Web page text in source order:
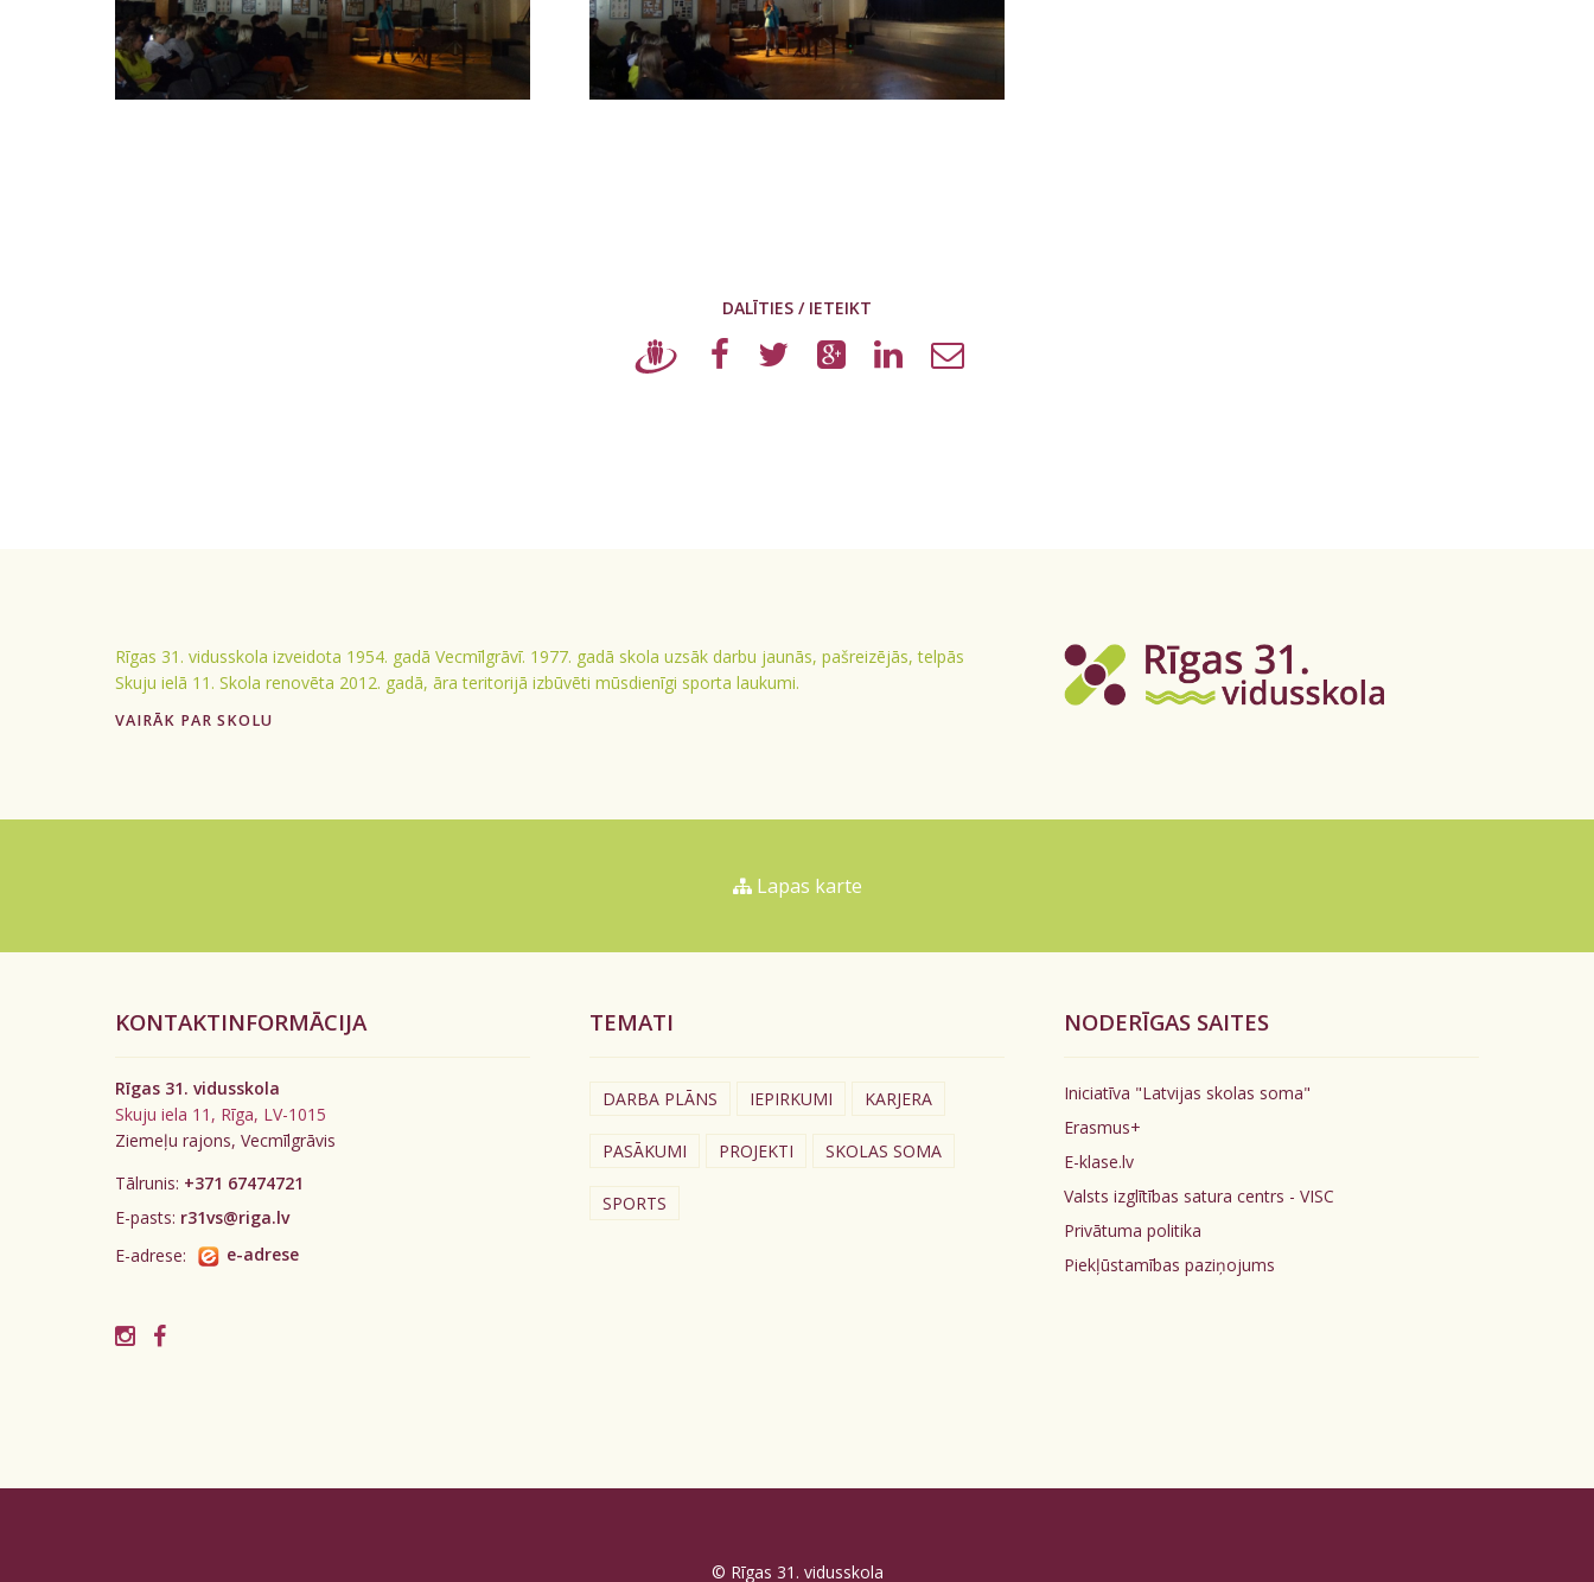
DALĪTIES / IETEIKT
Rīgas 31. vidusskola izveidota 1954. gadā Vecmīlgrāvī. 1977. gadā skola uzsāk darbu jaunās, pašreizējās, telpās
Skuju ielā 11. Skola renovēta 2012. gadā, āra teritorijā izbūvēti mūsdienīgi sporta laukumi.
VAIRĀK PAR SKOLU
Lapas karte
KONTAKTINFORMĀCIJA
Rīgas 31. vidusskola
Skuju iela 11, Rīga, LV-1015
Ziemeļu rajons, Vecmīlgrāvis
Tālrunis: +371 67474721
E-pasts: r31vs@riga.lv
E-adrese:
e-adrese
TEMATI
DARBA PLĀNS IEPIRKUMI KARJERA
PASĀKUMI PROJEKTI SKOLAS SOMA
SPORTS
NODERĪGAS SAITES
Iniciatīva "Latvijas skolas soma"
Erasmus+
E-klase.lv
Valsts izglītības satura centrs - VISC
Privātuma politika
Piekļūstamības paziņojums
© Rīgas 31. vidusskola